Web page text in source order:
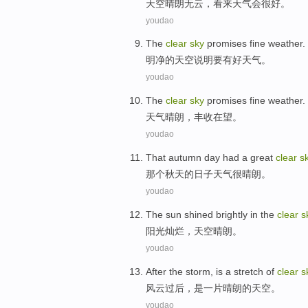
天空晴朗无云，看来天气会很好。
youdao
The clear sky promises fine weather.
明净的天空说明要有好天气。
youdao
The clear sky promises fine weather.
天气晴朗，丰收在望。
youdao
That autumn day had a great clear
那个秋天的日子天气很晴朗。
youdao
The sun shined brightly in the clear
阳光灿烂 ，天空晴朗。
youdao
After the storm is a stretch of clear
风云过后 ， 是一片晴朗的天空。
youdao